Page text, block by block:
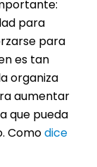
para
para
es tan
organiza
aumentar
que pueda
Comodice